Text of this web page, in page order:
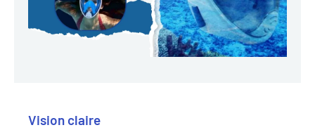
Vision claire